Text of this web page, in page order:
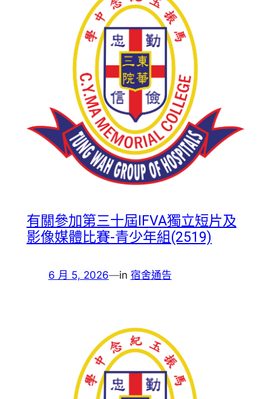
有關參加第三十屆IFVA獨立短片及
影像媒體比賽-青少年組(2519)
6 月 5, 2026—in 宿舍通告